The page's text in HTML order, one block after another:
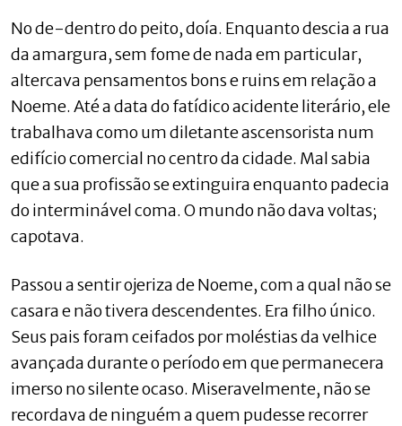
No de-dentro do peito, doía. Enquanto descia a rua
da amargura, sem fome de nada em particular,
altercava pensamentos bons e ruins em relação a
Noeme. Até a data do fatídico acidente literário, ele
trabalhava como um diletante ascensorista num
edifício comercial no centro da cidade. Mal sabia
que a sua profissão se extinguira enquanto padecia
do interminável coma. O mundo não dava voltas;
capotava.
Passou a sentir ojeriza de Noeme, com a qual não se
casara e não tivera descendentes. Era filho único.
Seus pais foram ceifados por moléstias da velhice
avançada durante o período em que permanecera
imerso no silente ocaso. Miseravelmente, não se
recordava de ninguém a quem pudesse recorrer